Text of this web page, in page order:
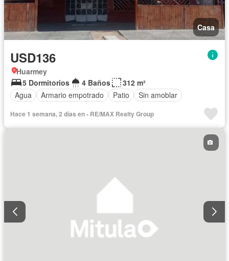
Casa
USD136
Huarmey
5 Dormitorios
4 Baños
312 m²
Agua
Armario empotrado Patio Sin amoblar
Hace 1 semana, 2 días en - RE/MAX Realty Group